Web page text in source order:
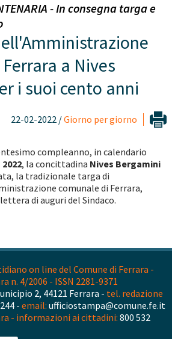
- In consegna targa e
a Nives
i suoi cento anni
22-02-2022 /Giorno per giorno
compleanno, in calendario
, la concittadina Nives Bergamini
la tradizionale targa di
comunale di Ferrara,
di auguri del Sindaco.
on line del Comune di Ferrara -
n. 4/2006 - ISSN 2281-9371
2, 44121 Ferrara - tel. redazione
- email: ufficiostampa@comune.fe.it
- informazioni ai cittadini: 800 532